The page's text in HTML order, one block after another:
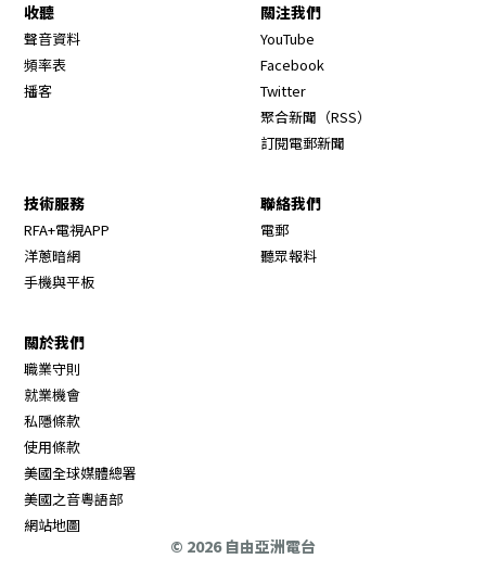
收聽
聲音資料
頻率表
播客
關注我們
YouTube
Facebook
Twitter
聚合新聞（RSS）
訂閱電郵新聞
技術服務
RFA+電視APP
洋蔥暗網
手機與平板
聯絡我們
電郵
聽眾報料
關於我們
職業守則
就業機會
私隱條款
使用條款
美國全球媒體總署
美國之音粵語部
網站地圖
© 2026 自由亞洲電台